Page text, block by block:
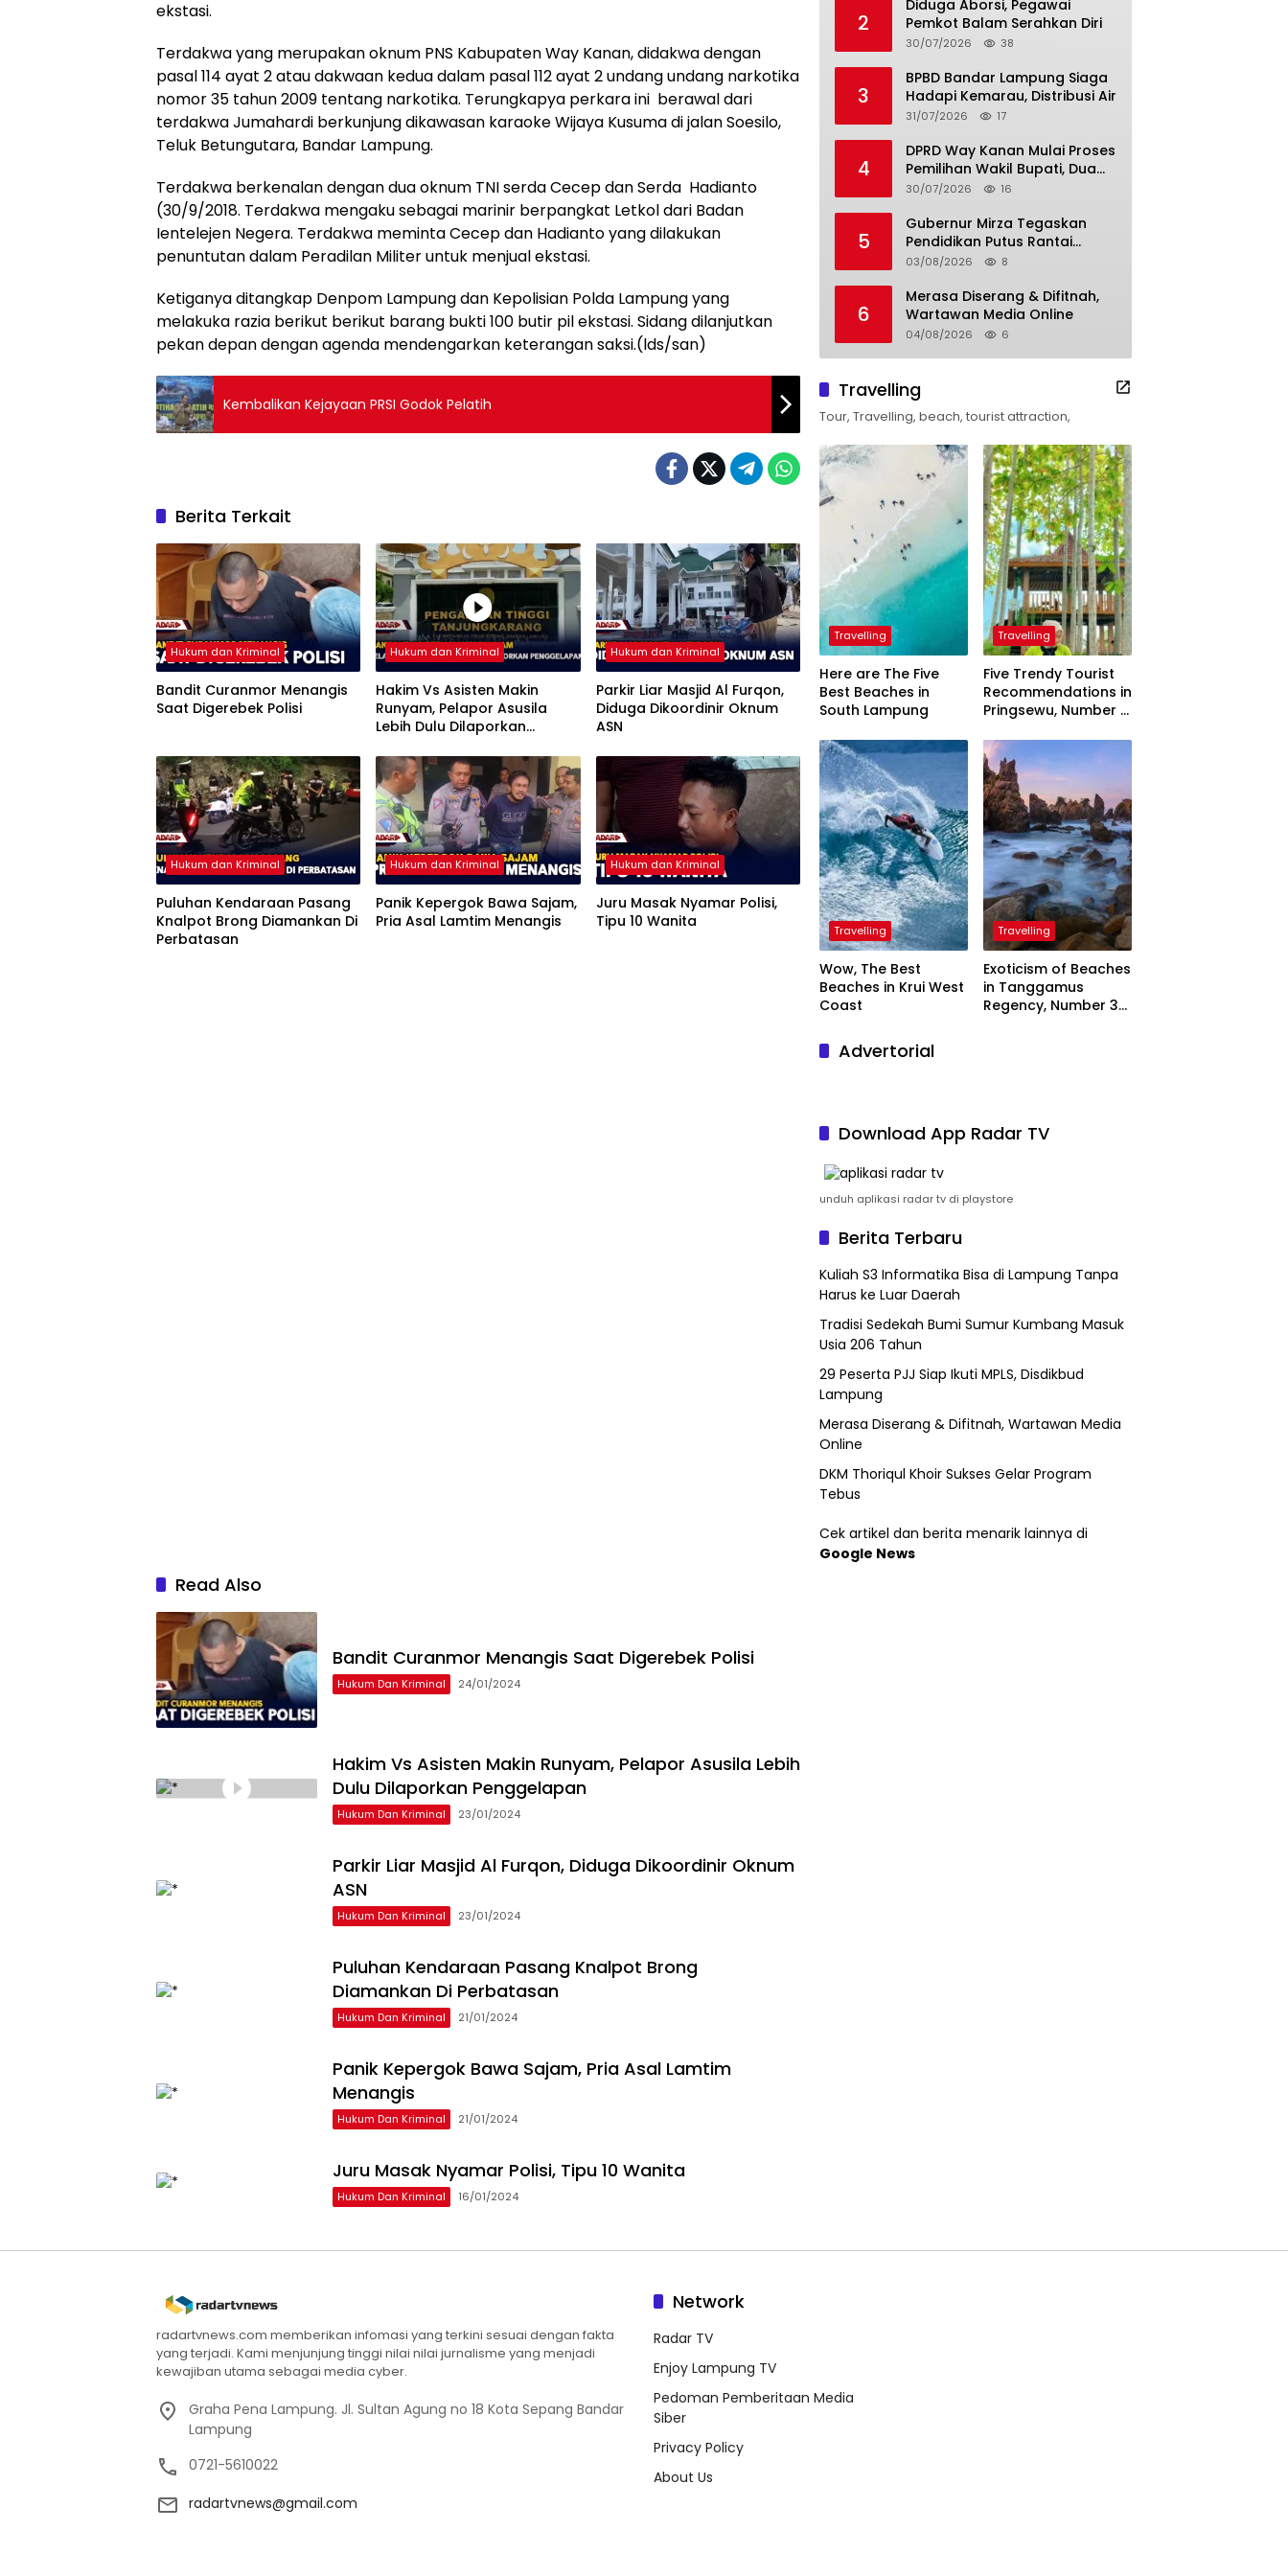
ekstasi.
Terdakwa yang merupakan oknum PNS Kabupaten Way Kanan, didakwa dengan
pasal 114 ayat 2 atau dakwaan kedua dalam pasal 112 ayat 2 undang undang narkotika
nomor 35 tahun 2009 tentang narkotika. Terungkapya perkara ini berawal dari
terdakwa Jumahardi berkunjung dikawasan karaoke Wijaya Kusuma di jalan Soesilo,
Teluk Betungutara, Bandar Lampung.
Terdakwa berkenalan dengan dua oknum TNI serda Cecep dan Serda Hadianto
(30/9/2018. Terdakwa mengaku sebagai marinir berpangkat Letkol dari Badan
Ientelejen Negera. Terdakwa meminta Cecep dan Hadianto yang dilakukan
penuntutan dalam Peradilan Militer untuk menjual ekstasi.
Ketiganya ditangkap Denpom Lampung dan Kepolisian Polda Lampung yang
melakuka razia berikut berikut barang bukti 100 butir pil ekstasi. Sidang dilanjutkan
pekan depan dengan agenda mendengarkan keterangan saksi.(lds/san)
Kembalikan Kejayaan PRSI Godok Pelatih
Berita Terkait
Hukum dan Kriminal
Bandit Curanmor Menangis
Saat Digerebek Polisi
Hukum dan Kriminal
Hakim Vs Asisten Makin
Runyam, Pelapor Asusila
Lebih Dulu Dilaporkan
Hukum dan Kriminal
Parkir Liar Masjid Al Furqon,
Diduga Dikoordinir Oknum
ASN
Hukum dan Kriminal
Puluhan Kendaraan Pasang
Knalpot Brong Diamankan Di
Perbatasan
Hukum dan Kriminal
Panik Kepergok Bawa Sajam,
Pria Asal Lamtim Menangis
Hukum dan Kriminal
Juru Masak Nyamar Polisi,
Tipu 10 Wanita
Read Also
Bandit Curanmor Menangis Saat Digerebek Polisi
Hukum Dan Kriminal 24/01/2024
Hakim Vs Asisten Makin Runyam, Pelapor Asusila Lebih
Dulu Dilaporkan Penggelapan
Hukum Dan Kriminal 23/01/2024
Parkir Liar Masjid Al Furqon, Diduga Dikoordinir Oknum
ASN
Hukum Dan Kriminal 23/01/2024
Puluhan Kendaraan Pasang Knalpot Brong
Diamankan Di Perbatasan
Hukum Dan Kriminal 21/01/2024
Panik Kepergok Bawa Sajam, Pria Asal Lamtim
Menangis
Hukum Dan Kriminal 21/01/2024
Juru Masak Nyamar Polisi, Tipu 10 Wanita
Hukum Dan Kriminal 16/01/2024
2
Diduga Aborsi, Pegawai
Pemkot Balam Serahkan Diri
30/07/2026 38
3
BPBD Bandar Lampung Siaga
Hadapi Kemarau, Distribusi Air
31/07/2026 17
4
DPRD Way Kanan Mulai Proses
Pemilihan Wakil Bupati, Dua
Nama Resmi Bersaing
30/07/2026 16
5
Gubernur Mirza Tegaskan
Pendidikan Putus Rantai
Kemiskinan
03/08/2026 8
6
Merasa Diserang & Difitnah,
Wartawan Media Online
04/08/2026 6
Travelling
Tour, Travelling, beach, tourist attraction,
Travelling
Here are The Five
Best Beaches in
South Lampung
Travelling
Five Trendy Tourist
Recommendations in
Pringsewu, Number 3
President
Travelling
Wow, The Best
Beaches in Krui West
Coast
Travelling
Exoticism of Beaches
in Tanggamus
Regency, Number 3
Advertorial
Download App Radar TV
unduh aplikasi radar tv di playstore
Berita Terbaru
Kuliah S3 Informatika Bisa di Lampung Tanpa
Harus ke Luar Daerah
Tradisi Sedekah Bumi Sumur Kumbang Masuk
Usia 206 Tahun
29 Peserta PJJ Siap Ikuti MPLS, Disdikbud
Lampung
Merasa Diserang & Difitnah, Wartawan Media
Online
DKM Thoriqul Khoir Sukses Gelar Program
Tebus
Cek artikel dan berita menarik lainnya di
Google News
radartvnews.com memberikan infomasi yang terkini sesuai dengan fakta
yang terjadi. Kami menjunjung tinggi nilai nilai jurnalisme yang menjadi
kewajiban utama sebagai media cyber.
Graha Pena Lampung. Jl. Sultan Agung no 18 Kota Sepang Bandar
Lampung
0721-5610022
radartvnews@gmail.com
Network
Radar TV
Enjoy Lampung TV
Pedoman Pemberitaan Media
Siber
Privacy Policy
About Us